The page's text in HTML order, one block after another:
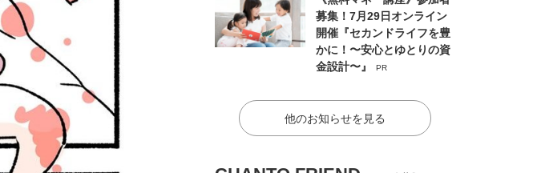
募集！7月29日オンライン
開催『セカンドライフを豊
かに！〜安心とゆとりの資
金設計〜』
PR
他のお知らせを見る